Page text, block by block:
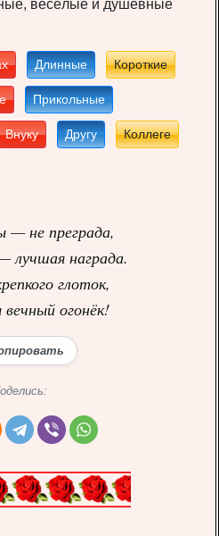
весёлые и душевные
Длинные Короткие
Прикольные
Внуку Другу Коллеге
— не преграда,
лучшая награда.
глоток,
огонёк!